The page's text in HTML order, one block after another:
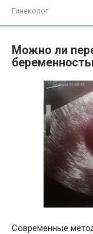
Гинеколог
Можно ли
Современные